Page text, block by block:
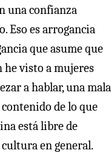
una confianza
Eso es arrogancia
que asume que
he visto a mujeres
a hablar, una mala
de lo que
está libre de
en general.